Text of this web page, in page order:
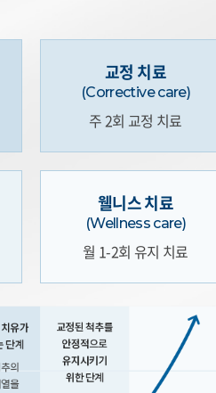
교정 치료
(Corrective care)
주 2회 교정 치료
웰니스 치료
(Wellness care)
월 1-2회 유지 치료